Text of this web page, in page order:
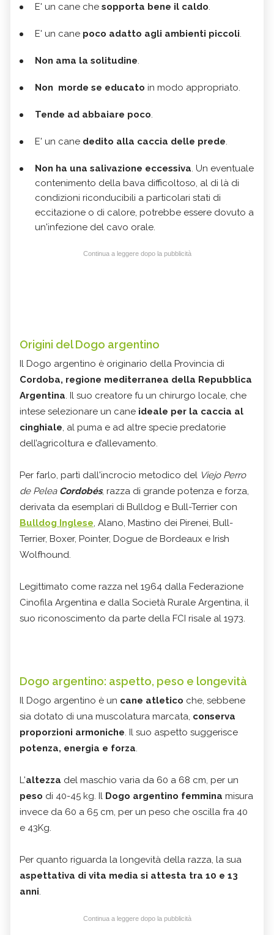
E' un cane che sopporta bene il caldo
E' un cane poco adatto agli ambienti piccoli
Non ama la solitudine
Non morde se educato in modo appropriato.
Tende ad abbaiare poco
E' un cane dedito alla caccia delle prede
Non ha una salivazione eccessiva . Un eventuale
contenimento della bava difficoltoso, al di là di
condizioni riconducibili a particolari stati di
eccitazione o di calore, potrebbe essere dovuto a
un'infezione del cavo orale.
Continua a leggere dopo la pubblicità
Origini del Dogo argentino
Il Dogo argentino è originario della Provincia di
Cordoba, regione mediterranea della Repubblica
Argentina . Il suo creatore fu un chirurgo locale, che
intese selezionare un cane ideale per la caccia al
cinghiale , al puma e ad altre specie predatorie
dell’agricoltura e d’allevamento.
Per farlo, partì dall'incrocio metodico del Viejo Perro
de Pelea Cordobés, razza di grande potenza e forza,
derivata da esemplari di Bulldog e Bull-Terrier con
Bulldog Inglese , Alano, Mastino dei Pirenei, Bull-
Terrier, Boxer, Pointer, Dogue de Bordeaux e Irish
Wolfhound.
Legittimato come razza nel 1964 dalla Federazione
Cinofila Argentina e dalla Società Rurale Argentina, il
suo riconoscimento da parte della FCI risale al 1973.
Dogo argentino: aspetto, peso e longevità
Il Dogo argentino è un cane atletico che, sebbene
sia dotato di una muscolatura marcata, conserva
proporzioni armoniche . Il suo aspetto suggerisce
potenza, energia e forza
L'altezza del maschio varia da 60 a 68 cm, per un
peso di 40-45 kg. Il Dogo argentino femmina misura
invece da 60 a 65 cm, per un peso che oscilla fra 40
e 43Kg.
Per quanto riguarda la longevità della razza, la sua
aspettativa di vita media si attesta tra 10 e 13
anni
Continua a leggere dopo la pubblicità